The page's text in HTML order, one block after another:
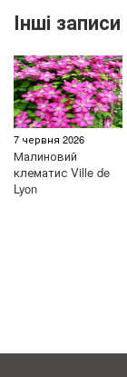
Інші записи
7 червня 2026
Малиновий
клематис Ville de
Lyon